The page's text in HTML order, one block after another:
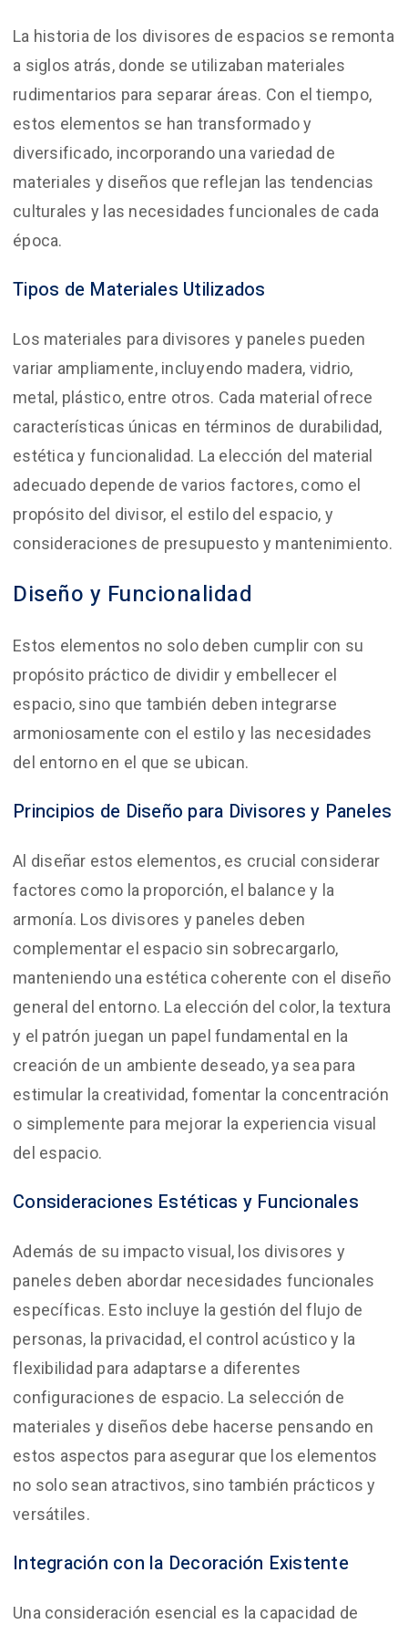
La historia de los divisores de espacios se remonta
a siglos atrás, donde se utilizaban materiales
rudimentarios para separar áreas. Con el tiempo,
estos elementos se han transformado y
diversificado, incorporando una variedad de
materiales y diseños que reflejan las tendencias
culturales y las necesidades funcionales de cada
época.
Tipos de Materiales Utilizados
Los materiales para divisores y paneles pueden
variar ampliamente, incluyendo madera, vidrio,
metal, plástico, entre otros. Cada material ofrece
características únicas en términos de durabilidad,
estética y funcionalidad. La elección del material
adecuado depende de varios factores, como el
propósito del divisor, el estilo del espacio, y
consideraciones de presupuesto y mantenimiento.
Diseño y Funcionalidad
Estos elementos no solo deben cumplir con su
propósito práctico de dividir y embellecer el
espacio, sino que también deben integrarse
armoniosamente con el estilo y las necesidades
del entorno en el que se ubican.
Principios de Diseño para Divisores y Paneles
Al diseñar estos elementos, es crucial considerar
factores como la proporción, el balance y la
armonía. Los divisores y paneles deben
complementar el espacio sin sobrecargarlo,
manteniendo una estética coherente con el diseño
general del entorno. La elección del color, la textura
y el patrón juegan un papel fundamental en la
creación de un ambiente deseado, ya sea para
estimular la creatividad, fomentar la concentración
o simplemente para mejorar la experiencia visual
del espacio.
Consideraciones Estéticas y Funcionales
Además de su impacto visual, los divisores y
paneles deben abordar necesidades funcionales
específicas. Esto incluye la gestión del flujo de
personas, la privacidad, el control acústico y la
flexibilidad para adaptarse a diferentes
configuraciones de espacio. La selección de
materiales y diseños debe hacerse pensando en
estos aspectos para asegurar que los elementos
no solo sean atractivos, sino también prácticos y
versátiles.
Integración con la Decoración Existente
Una consideración esencial es la capacidad de